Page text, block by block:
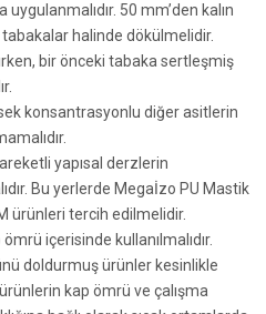
uygulanmalıdır. 50 mm’den kalın
halinde dökülmelidir.
bir önceki tabaka sertleşmiş
konsantrasyonlu diğer asitlerin
yapısal derzlerin
Bu yerlerde Megaİzo PU Mastik
ürünleri tercih edilmelidir.
ömrü içerisinde kullanılmalıdır.
doldurmuş ürünler kesinlikle
ürünlerin kap ömrü ve çalışma